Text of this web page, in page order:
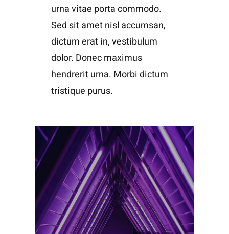
urna vitae porta commodo.
Sed sit amet nisl accumsan,
dictum erat in, vestibulum
dolor. Donec maximus
hendrerit urna. Morbi dictum
tristique purus.